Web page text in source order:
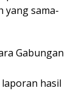
yang sama-
Gabungan
hasil